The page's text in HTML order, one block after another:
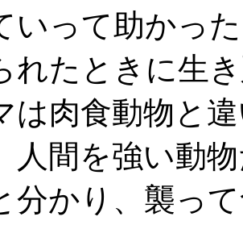
いって助かっ
れたときに生
は肉食動物と
人間を強い動
分かり、襲っ